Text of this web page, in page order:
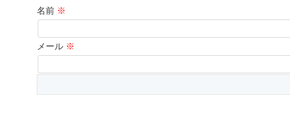
名前 ※
メール ※